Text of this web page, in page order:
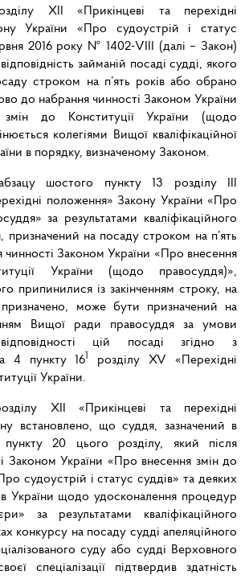
XII «Прикінцеві та перехідні
України «Про судоустрій і статус
2016 року № 1402-VІІІ (далі – Закон)
займаній посаді судді, якого
строком на п’ять років або обрано
до набрання чинності Законом України
до Конституції України (щодо
колегіями Вищої кваліфікаційної
в порядку, визначеному Законом.
шостого пункту 13 розділу III
положення» Закону України «Про
за результатами кваліфікаційного
призначений на посаду строком на п’ять
чинності Законом України «Про внесення
України (щодо правосуддя)»,
припинилися із закінченням строку, на
може бути призначений на
Вищої ради правосуддя за умови
цій посаді згідно з
4 пункту 16
розділу XV «Перехідні
України.
XII «Прикінцеві та перехідні
встановлено, що суддя, зазначений в
20 цього розділу, який після
Законом України «Про внесення змін до
судоустрій і статус суддів» та деяких
України щодо удосконалення процедур
за результатами кваліфікаційного
конкурсу на посаду судді апеляційного
суду або судді Верховного
спеціалізації підтвердив здатність